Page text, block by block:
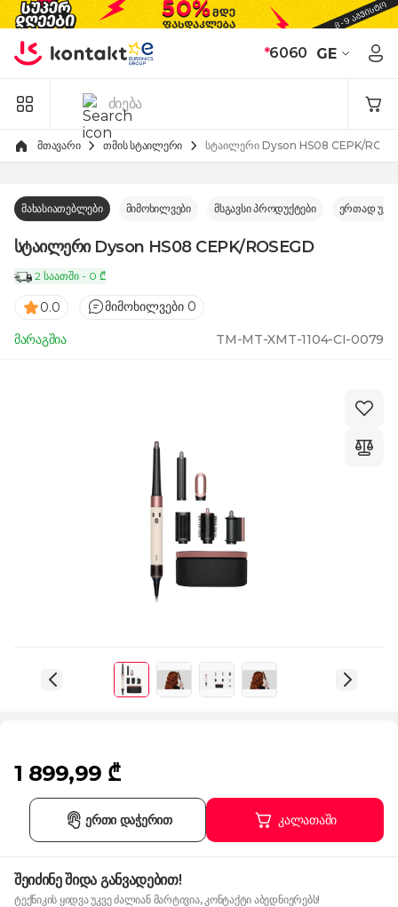
Skip to Content
*6060 GE
მთავარი თმის სტაილერი სტაილერი Dyson HS08 CEPK/
მახასიათებლები მიმოხილვები მსგავსი პროდუქტები ერთად
სტაილერი Dyson HS08 CEPK/ROSEGD
2 საათში - 0 ₾
0.0 მიმოხილვები 0
მარაგშია TM-MT-XMT-1104-CI-0079
1 899,99 ₾
კალათაში
ერთი დაჭერით
შეიძინე შიდა განვადებით!
ტექნიკის ყიდვა უკვე ძალიან მარტივია, კონტაქტი აბედნიერებს!